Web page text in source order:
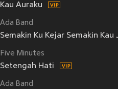
Kau Auraku
Ada Band
Semakin Ku Kejar Semakin Kau
Five Minutes
Setengah Hati
Ada Band